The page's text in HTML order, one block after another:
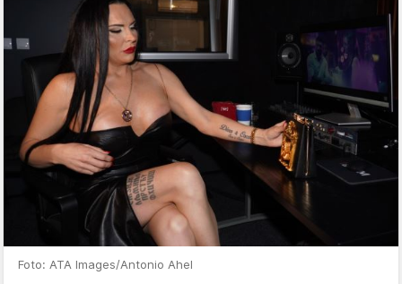
Foto: ATA Images/Antonio Ahel